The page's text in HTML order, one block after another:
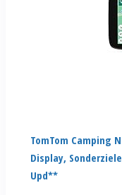
TomTom Camping
Display,
Upd**